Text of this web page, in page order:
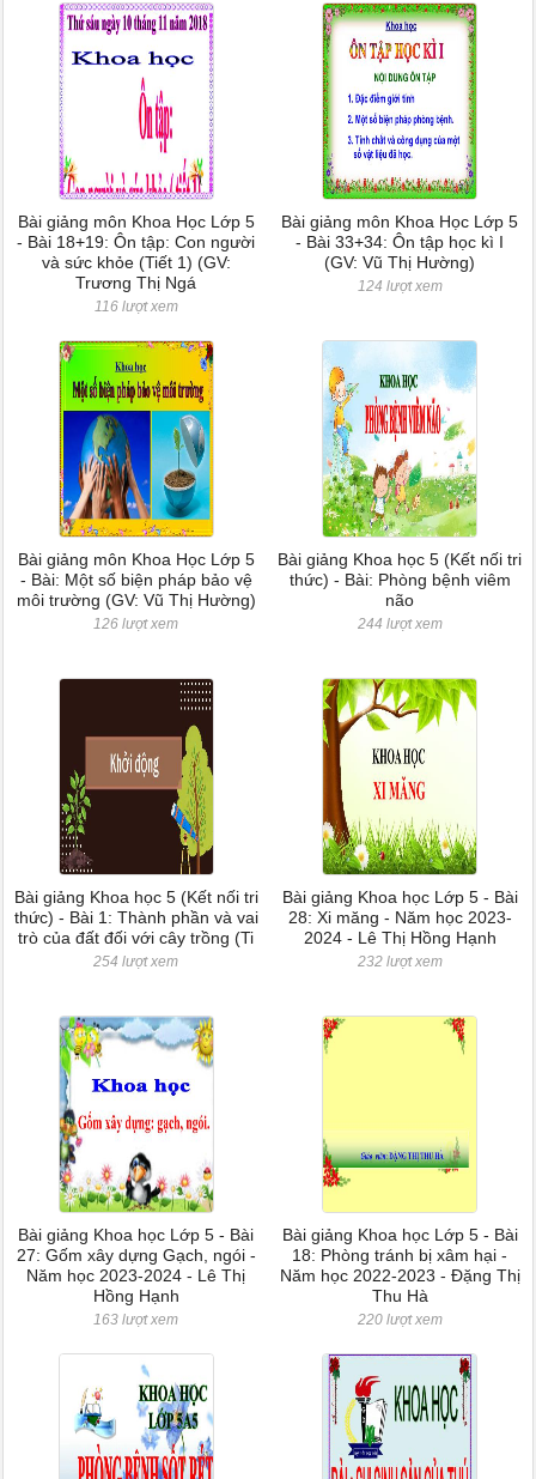
Bài giảng môn Khoa Học Lớp 5
- Bài 18+19: Ôn tập: Con người
và sức khỏe (Tiết 1) (GV:
Trương Thị Ngá
116 lượt xem
Bài giảng môn Khoa Học Lớp 5
- Bài 33+34: Ôn tập học kì I
(GV: Vũ Thị Hường)
124 lượt xem
Bài giảng môn Khoa Học Lớp 5
- Bài: Một số biện pháp bảo vệ
môi trường (GV: Vũ Thị Hường)
126 lượt xem
Bài giảng Khoa học 5 (Kết nối tri
thức) - Bài: Phòng bệnh viêm
não
244 lượt xem
Bài giảng Khoa học 5 (Kết nối tri
thức) - Bài 1: Thành phần và vai
trò của đất đối với cây trồng (Ti
254 lượt xem
Bài giảng Khoa học Lớp 5 - Bài
28: Xi măng - Năm học 2023-
2024 - Lê Thị Hồng Hạnh
232 lượt xem
Bài giảng Khoa học Lớp 5 - Bài
27: Gốm xây dựng Gạch, ngói -
Năm học 2023-2024 - Lê Thị
Hồng Hạnh
163 lượt xem
Bài giảng Khoa học Lớp 5 - Bài
18: Phòng tránh bị xâm hại -
Năm học 2022-2023 - Đặng Thị
Thu Hà
220 lượt xem